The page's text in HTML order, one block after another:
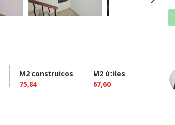
M2 construidos
75,84
M2 útiles
67,60